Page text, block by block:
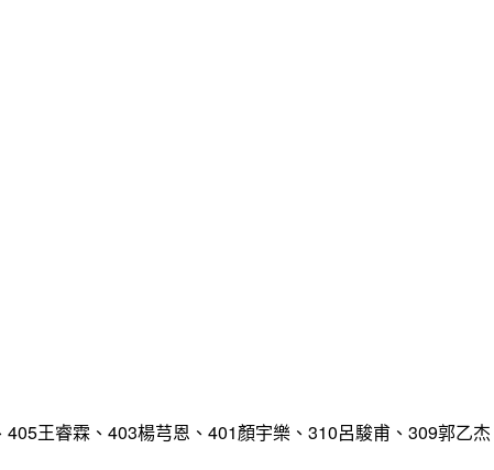
王睿霖、403楊芎恩、401顏宇樂、310呂駿甫、309郭乙